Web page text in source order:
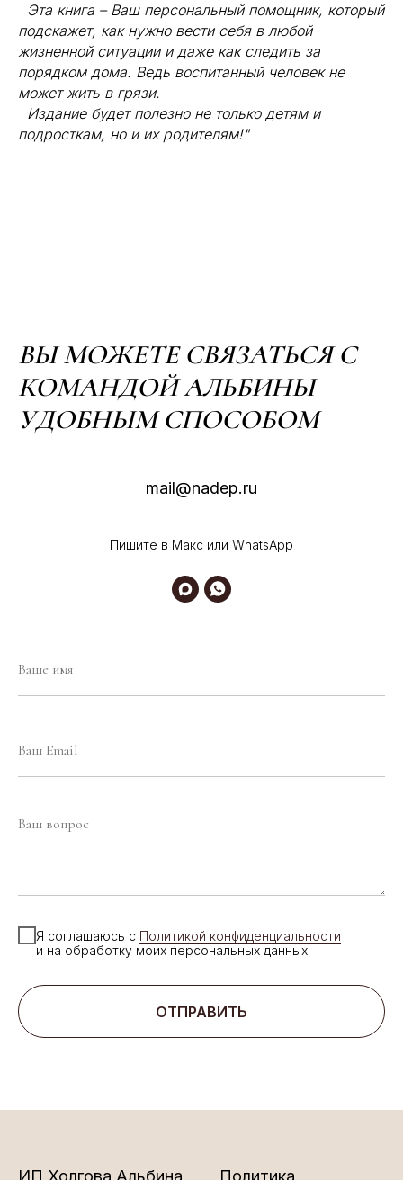
Эта книга – Ваш персональный помощник, который
подскажет, как нужно вести себя в любой
жизненной ситуации и даже как следить за
порядком дома. Ведь воспитанный человек не
может жить в грязи.
Издание будет полезно не только детям и
подросткам, но и их родителям!"
ВЫ МОЖЕТЕ СВЯЗАТЬСЯ С
КОМАНДОЙ АЛЬБИНЫ
УДОБНЫМ СПОСОБОМ
mail@nadep.ru
Пишите в Макс или WhatsApp
Я соглашаюсь с Политикой конфиденциальности
и на обработку моих персональных данных
ОТПРАВИТЬ